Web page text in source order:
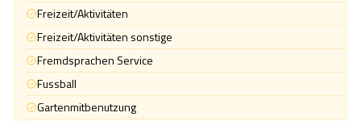
Freizeit/Aktivitäten
Freizeit/Aktivitäten sonstige
Fremdsprachen Service
Fussball
Gartenmitbenutzung